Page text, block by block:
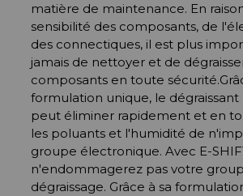
matière de maintenance. En
sensibilité des composants, de
des connectiques, il est plus
jamais de nettoyer et de
composants en toute
formulation unique, le dégraissant
peut éliminer rapidement et en
les poluants et l'humidité de
groupe électronique. Avec E-
n'endommagerez pas votre
dégraissage. Grâce à sa